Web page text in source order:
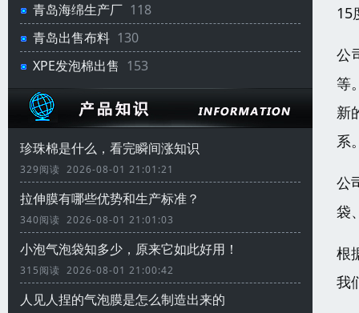
青岛海绵生产厂 118
青岛出售布料 130
XPE发泡棉出售 153
珍珠棉是什么，看完瞬间涨知识
329阅读 2026-08-01 21:01:21
拉伸膜有哪些优势和生产标准？
340阅读 2026-08-01 21:01:03
小泡气泡袋知多少，原来它如此好用！
315阅读 2026-08-01 21:00:42
人见人捏的气泡膜是怎么制造出来的
15
公
等
新
系
公
袋
根
我